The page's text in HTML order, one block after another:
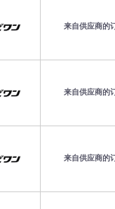
来自供应商的订
来自供应商的订
来自供应商的订